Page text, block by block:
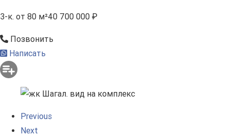
3-к. от 80 м²40 700 000 ₽
Позвонить
Написать
Previous
Next